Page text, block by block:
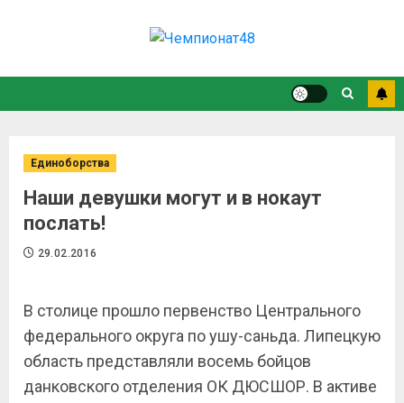
Единоборства
Наши девушки могут и в нокаут
послать!
29.02.2016
В столице прошло первенство Центрального
федерального округа по ушу-саньда. Липецкую
область представляли восемь бойцов
данковского отделения ОК ДЮСШОР. В активе